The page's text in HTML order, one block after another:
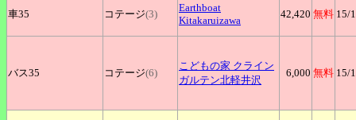
車35 コテージ(3)
Earthboat
Kitakaruizawa
42,420 無料 15/
バス35 コテージ(6)
こどもの家 クライン
ガルテン北軽井沢
6,000 無料 15/